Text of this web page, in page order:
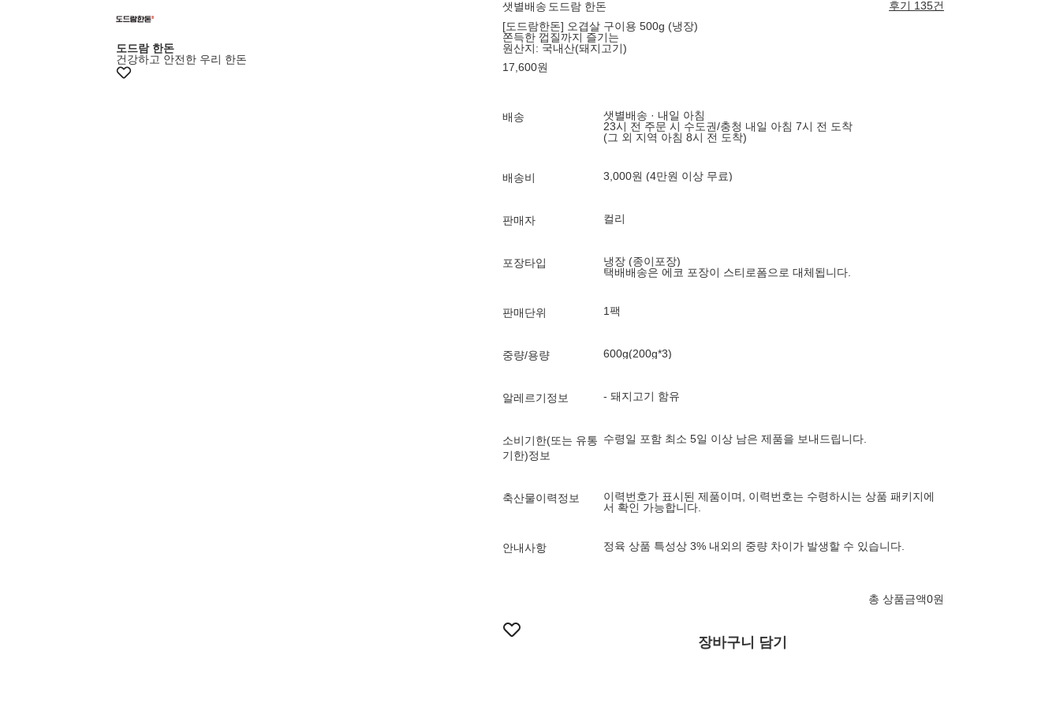
도드람 한돈
건강하고 안전한 우리 한돈
샛별배송 도드람 한돈
후기 135건
[도드람한돈] 오겹살 구이용 500g (냉장)
쫀득한 껍질까지 즐기는
원산지: 국내산(돼지고기)
17,600원
배송
샛별배송 · 내일 아침
23시 전 주문 시 수도권/충청 내일 아침 7시 전 도착
(그 외 지역 아침 8시 전 도착)
배송비 3,000원 (4만원 이상 무료)
판매자 컬리
포장타입
냉장 (종이포장)
택배배송은 에코 포장이 스티로폼으로 대체됩니다.
판매단위 1팩
중량/용량 600g(200g*3)
알레르기정보 - 돼지고기 함유
소비기한(또는 유통
기한)정보
수령일 포함 최소 5일 이상 남은 제품을 보내드립니다.
축산물이력정보
이력번호가 표시된 제품이며, 이력번호는 수령하시는 상품 패키지에
서 확인 가능합니다.
안내사항 정육 상품 특성상 3% 내외의 중량 차이가 발생할 수 있습니다.
총 상품금액0원
장바구니 담기